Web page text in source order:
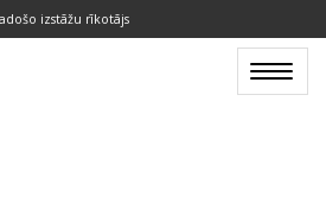
izstāžu rīkotājs
Toggle